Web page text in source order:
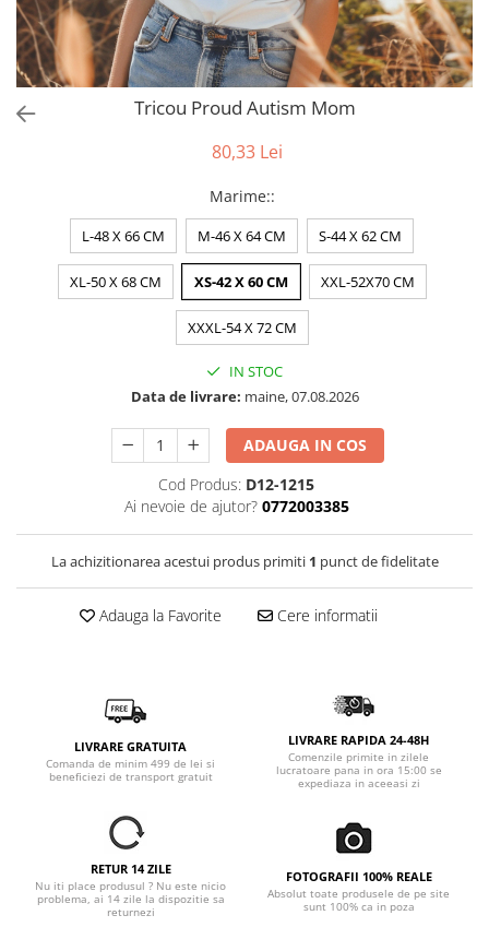
Puzzle
Tablite, Litere si Cifre
Jucarii exterior
Tricou Proud Autism Mom
80,33 Lei
Marime::
L-48 X 66 CM M-46 X 64 CM S-44 X 62 CM
XL-50 X 68 CM XS-42 X 60 CM XXL-52X70 CM
XXXL-54 X 72 CM
IN STOC
Data de livrare: maine, 07.08.2026
ADAUGA IN COS
Cod Produs: D12-1215
Ai nevoie de ajutor? 0772003385
La achizitionarea acestui produs primiti 1 punct de fidelitate
Adauga la Favorite Cere informatii
LIVRARE GRATUITA
Comanda de minim 499 de lei si
beneficiezi de transport gratuit
LIVRARE RAPIDA 24-48H
Comenzile primite in zilele
lucratoare pana in ora 15:00 se
expediaza in aceeasi zi
RETUR 14 ZILE
Nu iti place produsul ? Nu este nicio
problema, ai 14 zile la dispozitie sa
returnezi
FOTOGRAFII 100% REALE
Absolut toate produsele de pe site
sunt 100% ca in poza